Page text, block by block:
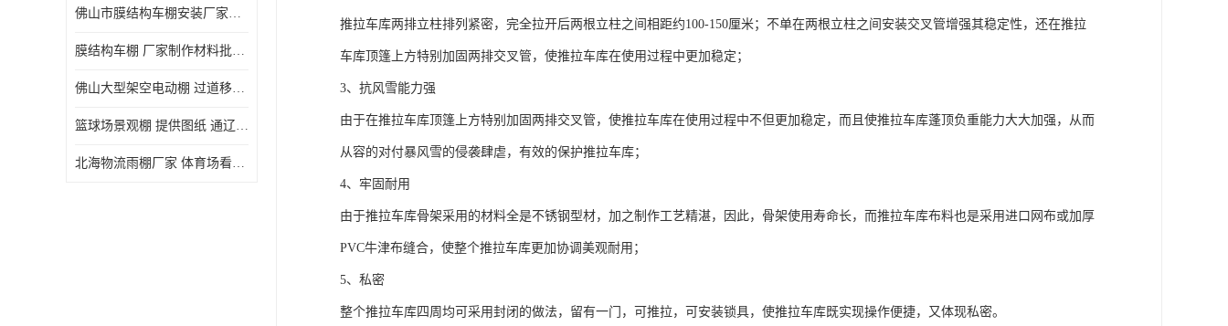
佛山市膜结构车棚安装厂家发货安装
膜结构车棚 厂家制作材料批发安装一体式工厂
佛山大型架空电动棚 过道移动雨蓬 屋轨道悬空棚免费测量
篮球场景观棚 提供图纸 通辽膜结构厂家
北海物流雨棚厂家 体育场看台雨棚 价格优惠
推拉车库两排立柱排列紧密，完全拉开后两根立柱之间相距约100-150厘米；不单在两根立柱之间安装交叉管增强其稳定性，还在推拉
车库顶篷上方特别加固两排交叉管，使推拉车库在使用过程中更加稳定；
3、抗风雪能力强
由于在推拉车库顶篷上方特别加固两排交叉管，使推拉车库在使用过程中不但更加稳定，而且使推拉车库蓬顶负重能力大大加强，从而
从容的对付暴风雪的侵袭肆虐，有效的保护推拉车库；
4、牢固耐用
由于推拉车库骨架采用的材料全是不锈钢型材，加之制作工艺精湛，因此，骨架使用寿命长，而推拉车库布料也是采用进口网布或加厚
PVC牛津布缝合，使整个推拉车库更加协调美观耐用；
5、私密
整个推拉车库四周均可采用封闭的做法，留有一门，可推拉，可安装锁具，使推拉车库既实现操作便捷，又体现私密。